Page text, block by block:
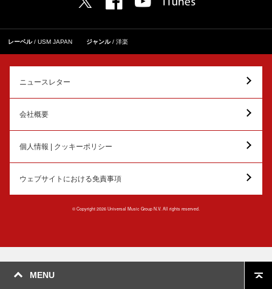
MENU
レーベル USM JAPAN ジャンル 洋楽
ニュースレター
会社概要
個人情報 | クッキーポリシー
ウェブサイトにおける免責事項
© Copyright 2026 Universal Music Group N.V. All rights reserved.